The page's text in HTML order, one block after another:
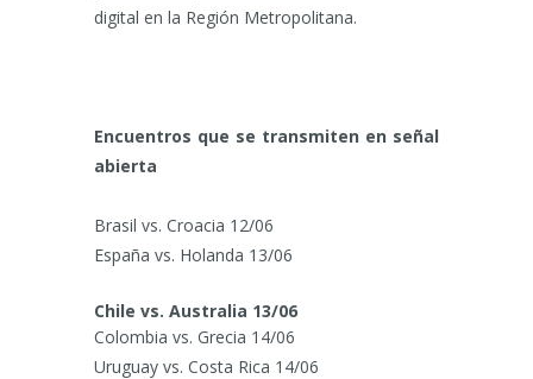
digital en la Región Metropolitana.
Encuentros que se transmiten en señal
abierta
Brasil vs. Croacia 12/06
España vs. Holanda 13/06
Chile vs. Australia 13/06
Colombia vs. Grecia 14/06
Uruguay vs. Costa Rica 14/06